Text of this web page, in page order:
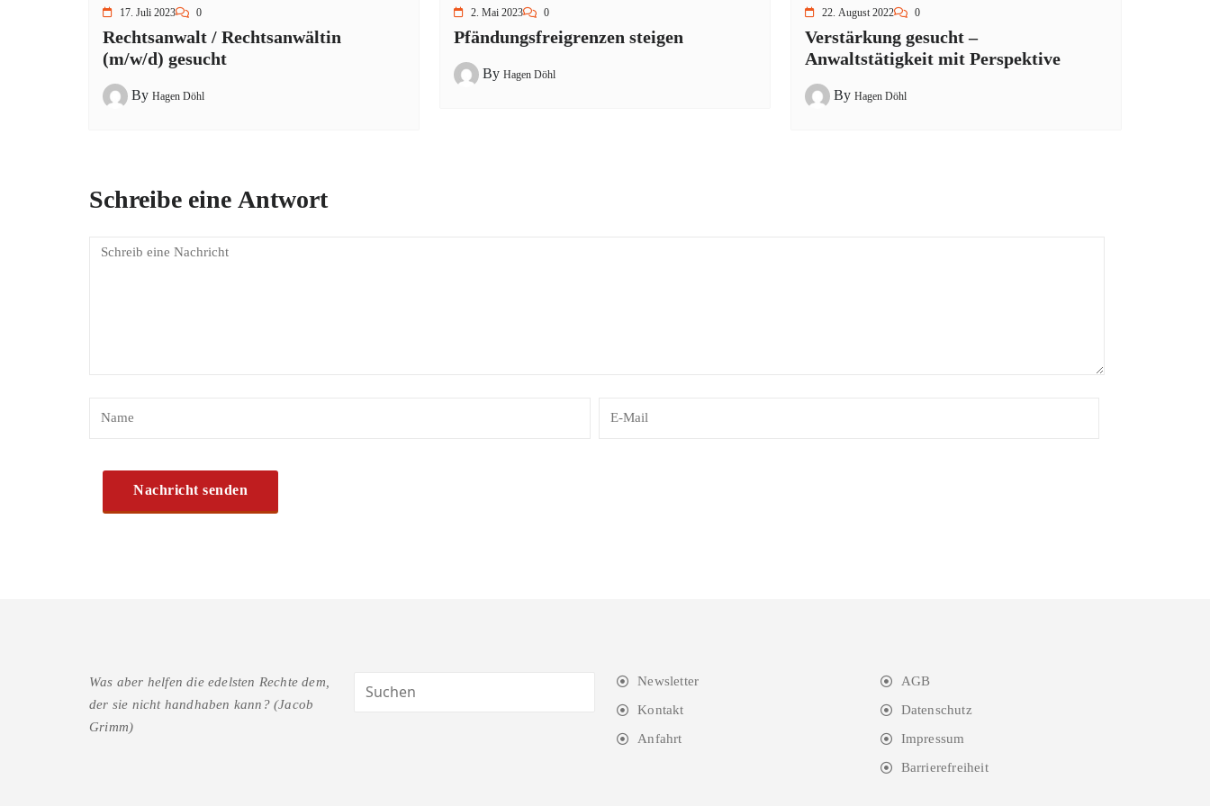
17. Juli 2023 0
Rechtsanwalt / Rechtsanwältin
(m/w/d) gesucht
By Hagen Döhl
2. Mai 2023 0
Pfändungsfreigrenzen steigen
By Hagen Döhl
22. August 2022 0
Verstärkung gesucht –
Anwaltstätigkeit mit Perspektive
By Hagen Döhl
Schreibe eine Antwort
Was aber helfen die edelsten Rechte dem,
der sie nicht handhaben kann? (Jacob
Grimm)
Newsletter
Kontakt
Anfahrt
AGB
Datenschutz
Impressum
Barrierefreiheit